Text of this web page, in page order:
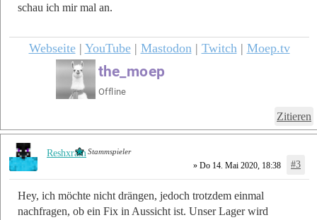
schau ich mir mal an.
Webseite| YouTube| Mastodon| Twitch| Moep.tv
Zitieren
» Do 14. Mai 2020, 18:38 #3
Hey, ich möchte nicht drängen, jedoch trotzdem einmal
nachfragen, ob ein Fix in Aussicht ist. Unser Lager wird
ReshxramStammspieler